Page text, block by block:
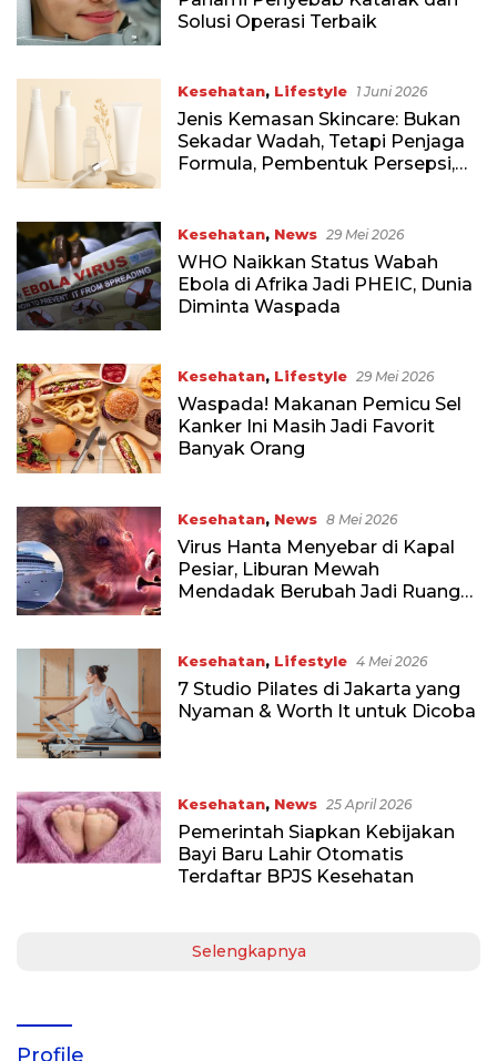
Solusi Operasi Terbaik
Kesehatan, Lifestyle 1 Juni 2026
Jenis Kemasan Skincare: Bukan
Sekadar Wadah, Tetapi Penjaga
Formula, Pembentuk Persepsi,
Kesehatan, News 29 Mei 2026
WHO Naikkan Status Wabah
Ebola di Afrika Jadi PHEIC, Dunia
Diminta Waspada
Kesehatan, Lifestyle 29 Mei 2026
Waspada! Makanan Pemicu Sel
Kanker Ini Masih Jadi Favorit
Banyak Orang
Kesehatan, News 8 Mei 2026
Virus Hanta Menyebar di Kapal
Pesiar, Liburan Mewah
Mendadak Berubah Jadi Ruang
Kesehatan, Lifestyle 4 Mei 2026
7 Studio Pilates di Jakarta yang
Nyaman & Worth It untuk Dicoba
Kesehatan, News 25 April 2026
Pemerintah Siapkan Kebijakan
Bayi Baru Lahir Otomatis
Terdaftar BPJS Kesehatan
Selengkapnya
Profile